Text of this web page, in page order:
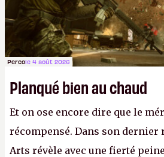
Percole 4 août 2026
Planqué bien au chaud
Et on ose encore dire que le
récompensé. Dans son
Arts révèle avec une fierté